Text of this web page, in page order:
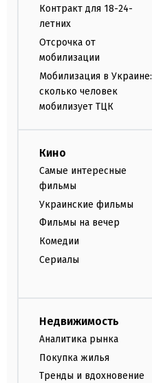
Контракт для 18-24-
летних
Отсрочка от
мобилизации
Мобилизация в Украине:
сколько человек
мобилизует ТЦК
Кино
Самые интересные
фильмы
Украинские фильмы
Фильмы на вечер
Комедии
Сериалы
Недвижимость
Аналитика рынка
Покупка жилья
Тренды и вдохновение